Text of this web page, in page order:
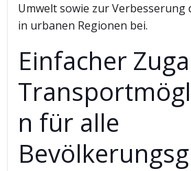
Umwelt sowie zur Verbesserung
in urbanen Regionen bei.
Einfacher
n für alle